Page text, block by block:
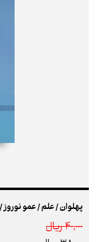
پهلوان / علم / عمو نوروز
40,000 ريال